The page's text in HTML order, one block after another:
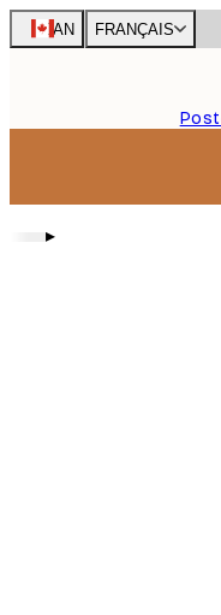
Skip
to
CAN FRANÇAIS
▸